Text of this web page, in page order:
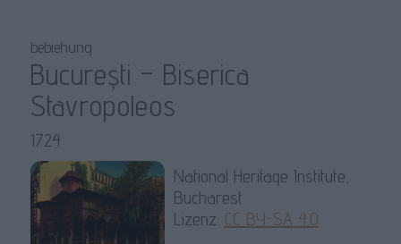
bebiehung
București – Biserica
Stavropoleos
1724
National Heritage Institute,
Bucharest
Lizenz: CC BY-SA 4.0